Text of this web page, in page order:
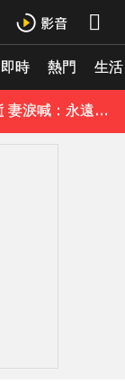
即時 熱門 生活
近
《理財達人秀》X 安聯投信免費講座報名中！搶先卡位 2027
70歲鋼吉他大師湯米德塔莫驟逝 妻淚喊：永遠是我一生摯愛